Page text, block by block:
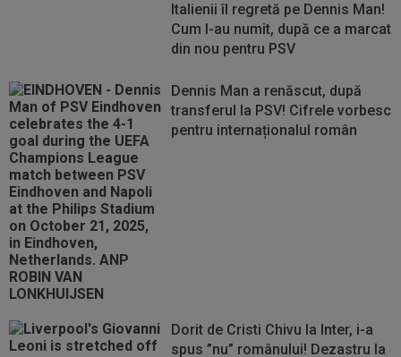
Italienii îl regretă pe Dennis Man!
Cum l-au numit, după ce a marcat
din nou pentru PSV
Dennis Man a renăscut, după
transferul la PSV! Cifrele vorbesc
pentru internaționalul român
Dorit de Cristi Chivu la Inter, i-a
spus ”nu” românului! Dezastru la